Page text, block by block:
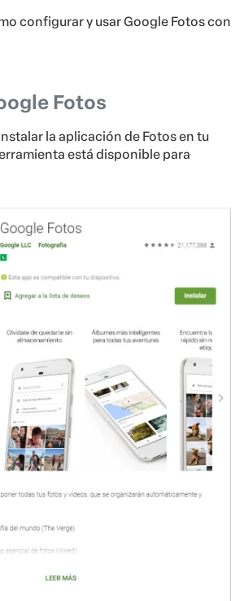
configurar y usar Google Fotos con
Fotos
la aplicación de Fotos en tu
está disponible para